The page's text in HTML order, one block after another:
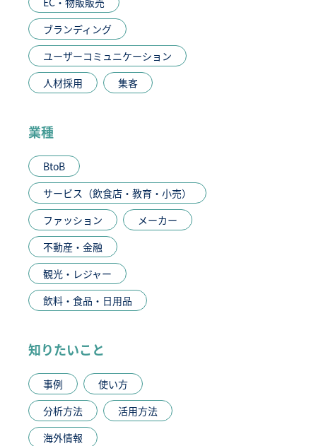
ブランディング
ユーザーコミュニケーション
人材採用
集客
業種
BtoB
サービス（飲食店・教育・小売）
ファッション
メーカー
不動産・金融
観光・レジャー
飲料・食品・日用品
知りたいこと
事例
使い方
分析方法
活用方法
海外情報